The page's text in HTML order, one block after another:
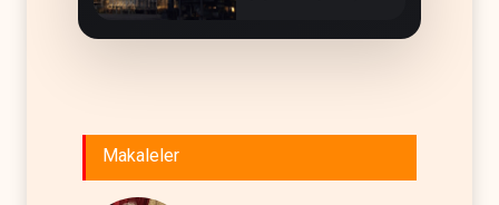
Makaleler